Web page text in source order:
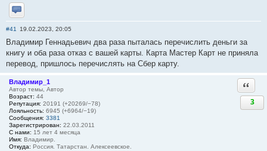
Отправить личное сообщение
#41 19.02.2023, 20:05
Владимир Геннадьевич два раза пыталась перечислить деньги за
книгу и оба раза отказ с вашей карты. Карта Мастер Карт не приняла
перевод, пришлось перечислять на Сбер карту.
Владимир_1
Автор темы, Автор
Возраст: 44
Репутация: 20191 (+20269/−78)
Лояльность: 6945 (+6964/−19)
Сообщения: 3381
Зарегистрирован: 22.03.2011
С нами: 15 лет 4 месяца
Имя: Владимир.
Откуда: Россия. Татарстан. Алексеевское.
3